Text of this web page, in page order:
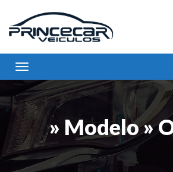
Toggle navigation
» Modelo »